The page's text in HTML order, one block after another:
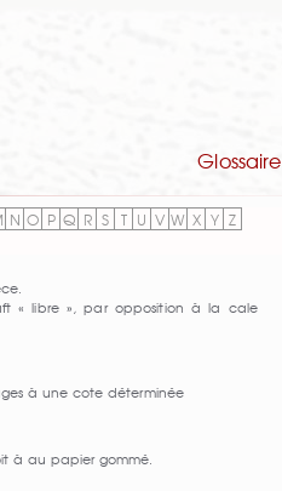
Glossaire
N O P Q R S T U V W X Y Z
« libre », par opposition à la cale
à une cote déterminée
à au papier gommé.